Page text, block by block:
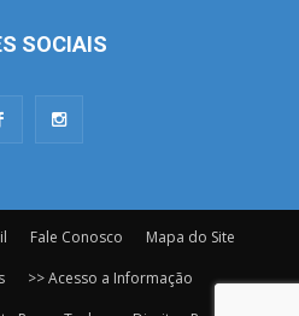
SOCIAIS
Fale Conosco
Mapa do Site
>> Acesso a Informação